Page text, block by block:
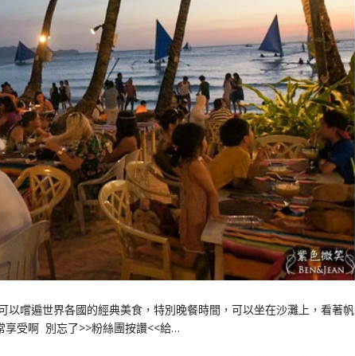
嚐遍世界各國的經典美食，特別晚餐時間，可以坐在沙灘上，看著帆
享受啊 別忘了>>粉絲團按讚<<給…